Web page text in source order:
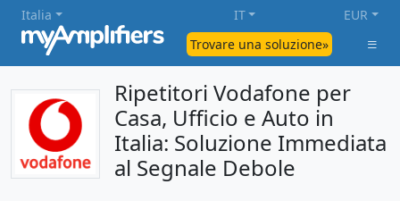
Trovare una soluzione»
Italia IT EUR
Ripetitori Vodafone per
Casa, Ufficio e Auto in
Italia: Soluzione Immediata
al Segnale Debole